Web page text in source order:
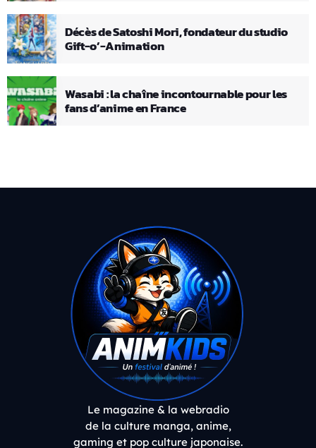
Décès de Satoshi Mori, fondateur du studio
Gift-o’-Animation
Wasabi : la chaîne incontournable pour les
fans d’anime en France
Le magazine & la webradio
de la culture manga, anime,
gaming et pop culture japonaise.